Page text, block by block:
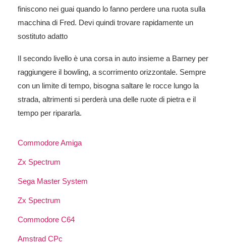
finiscono nei guai quando lo fanno perdere una ruota sulla
macchina di Fred. Devi quindi trovare rapidamente un
sostituto adatto
Il secondo livello è una corsa in auto insieme a Barney per
raggiungere il bowling, a scorrimento orizzontale. Sempre
con un limite di tempo, bisogna saltare le rocce lungo la
strada, altrimenti si perderà una delle ruote di pietra e il
tempo per ripararla.